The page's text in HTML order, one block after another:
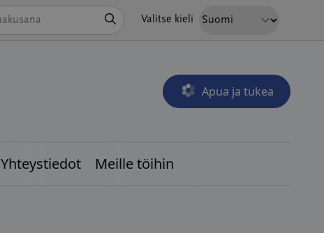
Valitse kieli
Apua ja tukea
Avautuu uudessa
Yhteystiedot Meille töihin